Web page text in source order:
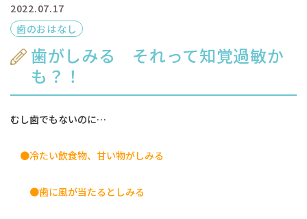
2022.07.17
歯のおはなし
歯がしみる それって知覚過敏か
も？！
むし歯でもないのに…
●冷たい飲食物、甘い物がしみる
●歯に風が当たるとしみる